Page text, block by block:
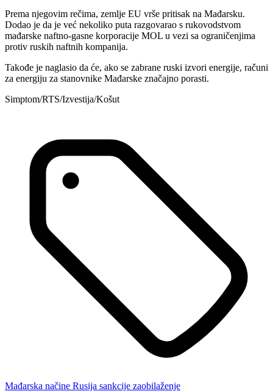
Prema njegovim rečima, zemlje EU vrše pritisak na Mađarsku.
Dodao je da je već nekoliko puta razgovarao s rukovodstvom
mađarske naftno-gasne korporacije MOL u vezi sa ograničenjima
protiv ruskih naftnih kompanija.
Takođe je naglasio da će, ako se zabrane ruski izvori energije, računi
za energiju za stanovnike Mađarske značajno porasti.
Simptom/RTS/Izvestija/Košut
Mađarska načine Rusija sankcije zaobilaženje